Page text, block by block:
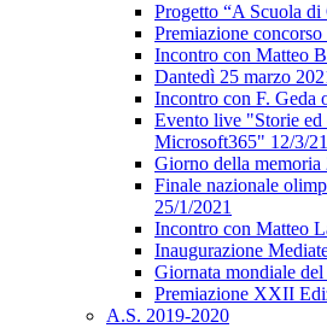
Progetto “A Scuola di
Premiazione
Incontro con Matteo
Dantedì 25 marzo
Incontro con F. Geda
Evento live "Storie ed
Microsoft365" 12/3/21
Giorno della memoria
Finale nazionale
25/1/2021
Incontro con Matteo
Inaugurazione
Giornata mondiale
Premiazione XXII
A.S. 2019-2020